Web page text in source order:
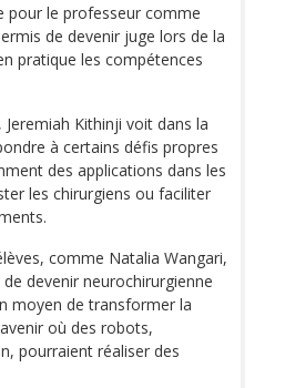
pour le professeur comme
de devenir juge lors de la
pratique les compétences
Jeremiah Kithinji voit dans la
à certains défis propres
des applications dans les
les chirurgiens ou faciliter
comme Natalia Wangari,
de devenir neurochirurgienne
moyen de transformer la
où des robots,
pourraient réaliser des